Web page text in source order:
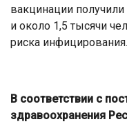
вакцинации
и около 1,5 тысячи
риска инфицирования.
В соответствии с
здравоохранения